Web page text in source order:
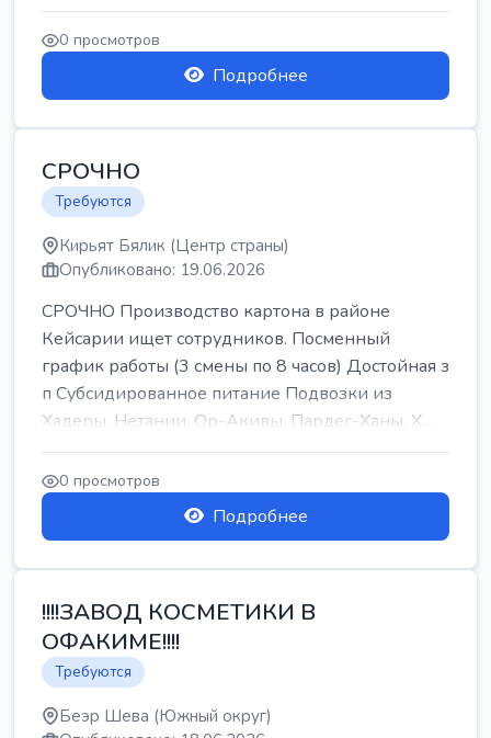
0 просмотров
Подробнее
СРОЧНО
Требуются
Кирьят Бялик (Центр страны)
Опубликовано: 19.06.2026
СРОЧНО Производство картона в районе
Кейсарии ищет сотрудников. Посменный
график работы (3 смены по 8 часов) Достойная з
п Субсидированное питание Подвозки из
Хадеры, Нетании, Ор-Акивы, Пардес-Ханы, Х...
0 просмотров
Подробнее
!!!!ЗАВОД КОСМЕТИКИ В
ОФАКИМЕ!!!!
Требуются
Беэр Шева (Южный округ)